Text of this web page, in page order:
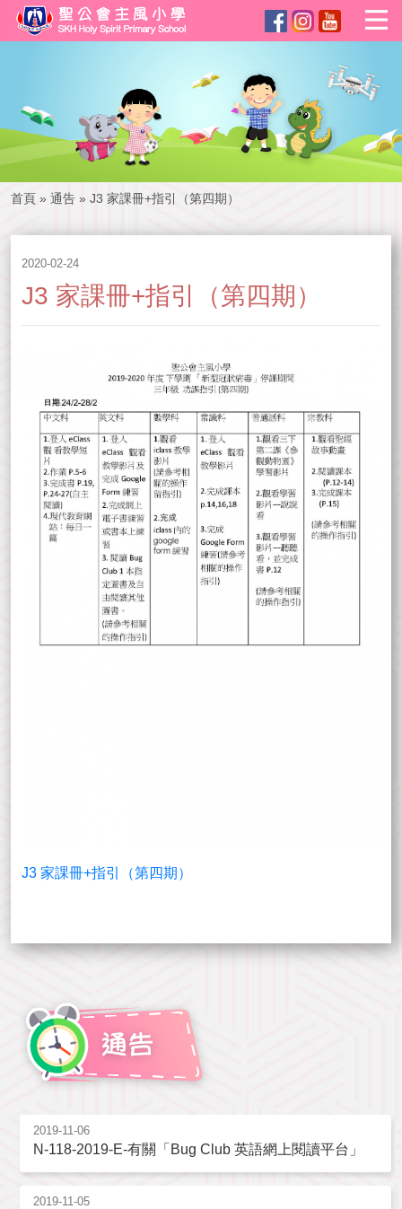
首頁 » 通告 » J3 家課冊+指引（第四期）
2020-02-24
J3 家課冊+指引（第四期）
J3 家課冊+指引（第四期）
2019-11-06
N-118-2019-E-有關「Bug Club 英語網上閱讀平台」
2019-11-05